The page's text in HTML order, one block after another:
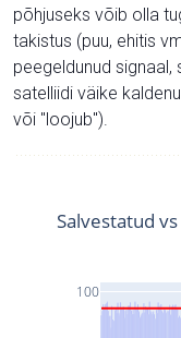
põhjuseks võib olla
takistus (puu, ehitis
peegeldunud
satelliidi väike
või "loojub").
100
Salvestatud